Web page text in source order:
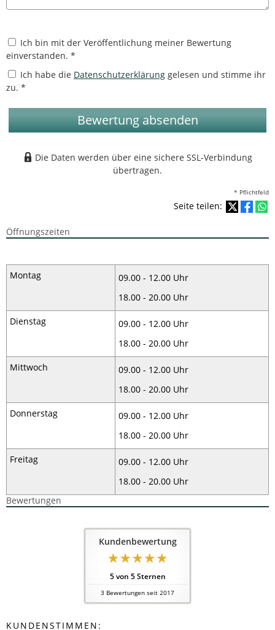
Ich bin mit der Veröffentlichung meiner Bewertung
einverstanden. *
Ich habe die Datenschutzerklärung gelesen und stimme ihr
zu. *
Bewertung absenden
Die Daten werden über eine sichere SSL-Verbindung
übertragen.
* Pflichtfeld
Seite teilen:
Öffnungszeiten
Montag
09.00 - 12.00 Uhr
18.00 - 20.00 Uhr
Dienstag
09.00 - 12.00 Uhr
18.00 - 20.00 Uhr
Mittwoch
09.00 - 12.00 Uhr
18.00 - 20.00 Uhr
Donnerstag
09.00 - 12.00 Uhr
18.00 - 20.00 Uhr
Freitag
09.00 - 12.00 Uhr
18.00 - 20.00 Uhr
Bewertungen
Kundenbewertung
5von 5Sternen
3 Bewertungen seit 2017
KUNDENSTIMMEN: